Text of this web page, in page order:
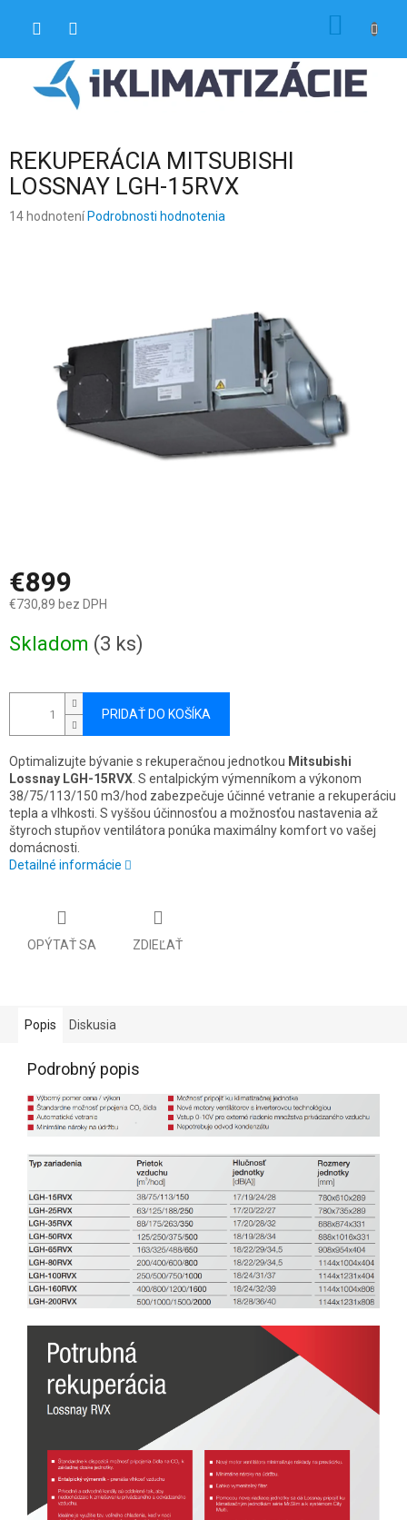
REKUPERÁCIA MITSUBISHI
LOSSNAY LGH-15RVX
Priemerné
14 hodnotení Podrobnosti hodnotenia
€899
€730,89 bez DPH
cena:
Skladom (3 ks)
PRIDAŤ DO KOŠÍKA
Optimalizujte bývanie s rekuperačnou jednotkou Mitsubishi
Lossnay LGH-15RVX. S entalpickým výmenníkom a výkonom
38/75/113/150 m3/hod zabezpečuje účinné vetranie a rekuperáciu
tepla a vlhkosti. S vyššou účinnosťou a možnosťou nastavenia až
štyroch stupňov ventilátora ponúka maximálny komfort vo vašej
domácnosti.
Detailné informácie
OPÝTAŤ SA ZDIEĽAŤ
Popis Diskusia
Podrobný popis